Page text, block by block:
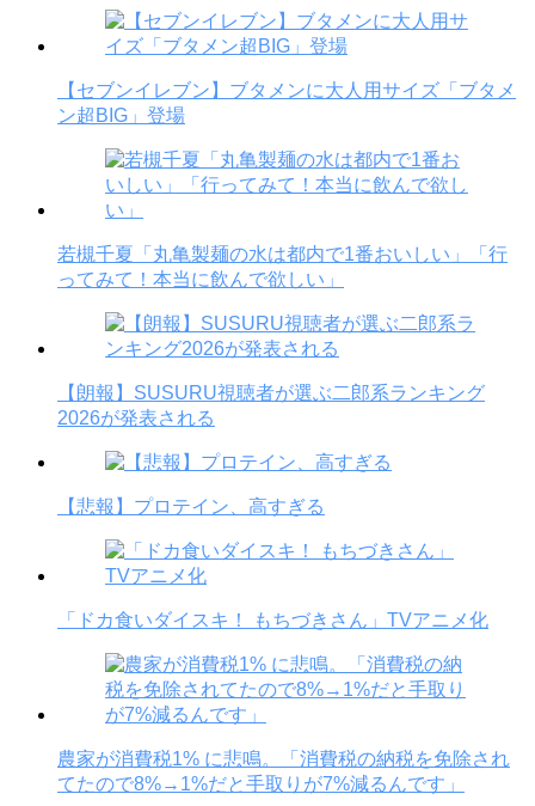
【セブンイレブン】ブタメンに大人用サイズ「ブタメ
ン超BIG」登場
若槻千夏「丸亀製麺の水は都内で1番おいしい」「行
ってみて！本当に飲んで欲しい」
【朗報】SUSURU視聴者が選ぶ二郎系ランキング
2026が発表される
【悲報】プロテイン、高すぎる
「ドカ食いダイスキ！ もちづきさん」TVアニメ化
農家が消費税1% に悲鳴。「消費税の納税を免除され
てたので8%→1%だと手取りが7%減るんです」